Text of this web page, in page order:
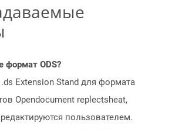
формат ODS?
Extension Stand для формата
Opendocument replectsheat,
пользователем.